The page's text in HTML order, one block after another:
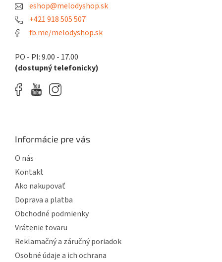
eshop@melodyshop.sk
+421 918 505 507
fb.me/melodyshop.sk
PO - PI: 9.00 - 17.00
(dostupný telefonicky)
Informácie pre vás
O nás
Kontakt
Ako nakupovať
Doprava a platba
Obchodné podmienky
Vrátenie tovaru
Reklamačný a záručný poriadok
Osobné údaje a ich ochrana